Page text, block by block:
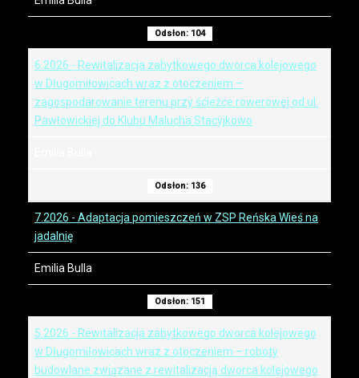
Odsłon: 104
6.2026 - Rewitalizacja zabytkowego dworca kolejowego
w Długomiłowicach wraz z otoczeniem –
zagospodarowanie terenu przy ścieżce rowerowej od ul.
Pawłowickiej do Klubu Malucha Stacyjkowo
Odsłon: 136
7.2026 - Adaptacja pomieszczeń w ZSP Reńska Wieś na
jadalnię
Emilia Bulla
Odsłon: 151
5.2026 - Rewitalizacja zabytkowego dworca kolejowego
w Długomiłowicach wraz z otoczeniem – roboty
budowlane związane z rewitalizacją dworca kolejowego